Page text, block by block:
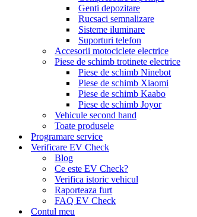
Genti depozitare
Rucsaci semnalizare
Sisteme iluminare
Suporturi telefon
Accesorii motociclete electrice
Piese de schimb trotinete electrice
Piese de schimb Ninebot
Piese de schimb Xiaomi
Piese de schimb Kaabo
Piese de schimb Joyor
Vehicule second hand
Toate produsele
Programare service
Verificare EV Check
Blog
Ce este EV Check?
Verifica istoric vehicul
Raporteaza furt
FAQ EV Check
Contul meu